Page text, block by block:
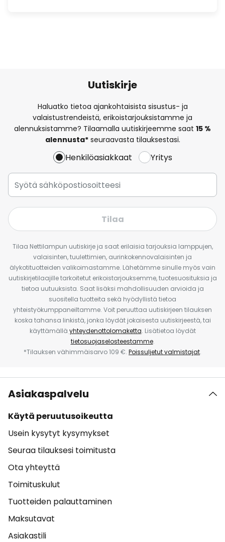
Uutiskirje
Haluatko tietoa ajankohtaisista sisustus- ja
valaistustrendeistä, erikoistarjouksistamme ja
alennuksistamme? Tilaamalla uutiskirjeemme saat 15 %
alennusta*seuraavasta tilauksestasi.
Henkilöasiakkaat Yritys
Tilaa
Tilaa Nettilampun uutiskirje ja saat erilaisia tarjouksia lamppujen,
valaisinten, tuulettimien, aurinkokennovalaisinten ja
älykotituotteiden valikoimastamme. Lähetämme sinulle myös vain
uutiskirjetilaajille tarkoitetut erikoistarjouksemme, tuotesuosituksia ja
tietoa uutuuksista. Saat lisäksi mahdollisuuden arvioida ja
suositella tuotteita sekä hyödyllistä tietoa
yhteistyökumppaneiltamme. Voit peruuttaa uutiskirjeen tilauksen
koska tahansa linkistä, jonka löydät jokaisesta uutiskirjeestä, tai
käyttämällä yhteydenottolomaketta. Lisätietoa löydät
tietosuojaselosteestamme.
*Tilauksen vähimmäisarvo 109 €. Poissuljetut valmistajat.
Asiakaspalvelu
Käytä peruutusoikeutta
Usein kysytyt kysymykset
Seuraa tilauksesi toimitusta
Ota yhteyttä
Toimituskulut
Tuotteiden palauttaminen
Maksutavat
Asiakastili